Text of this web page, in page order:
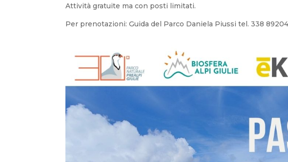
Attività gratuite ma con posti limitati.
Per prenotazioni: Guida del Parco Daniela Piussi tel. 338